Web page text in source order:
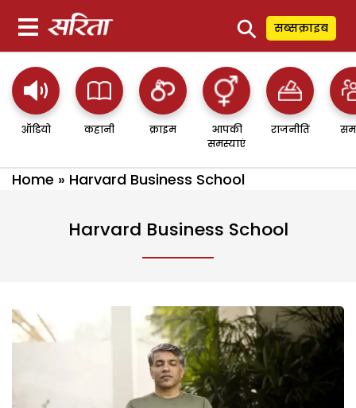
⚲ सब्सक्राइब
ऑडियो कहानी क्राइम
आपकी
समस्याएं
राजनीति
Home » Harvard Business School
Harvard Business School